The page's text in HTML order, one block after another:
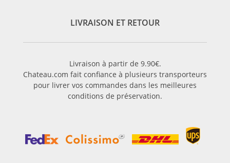
LIVRAISON ET RETOUR
Livraison à partir de 9.90€.
Chateau.com fait confiance à plusieurs transporteurs
pour livrer vos commandes dans les meilleures
conditions de préservation.